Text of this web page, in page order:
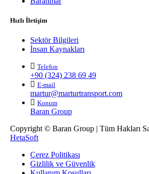
Hızlı İletişim
Sektör Bilgileri
İnsan Kaynakları
Telefon
+90 (324) 238 69 49
E-mail
martur@marturtransport.com
Konum
Baran Group
Copyright © Baran Group | Tüm Hakları
HetaSoft
Çerez Politikası
Gizlilik ve Güvenlik